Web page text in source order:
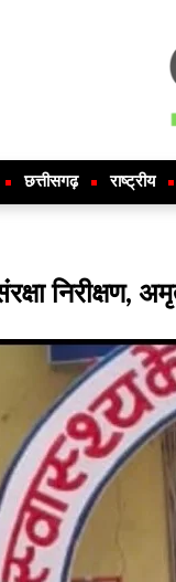
छत्तीसगढ़ राष्ट्रीय
निरीक्षण,